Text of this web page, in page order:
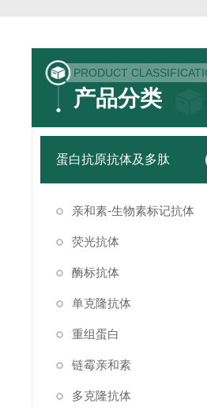
PRODUCT
产品分类
蛋白抗原抗体及多肽
亲和素-生物素标记抗体
荧光抗体
酶标抗体
单克隆抗体
重组蛋白
链霉亲和素
多克隆抗体